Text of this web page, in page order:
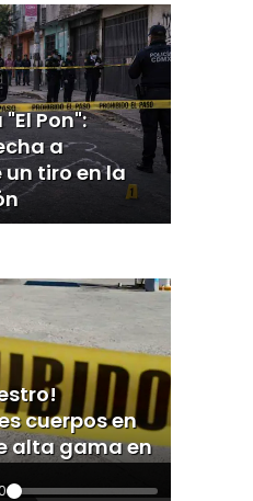
Pon":
a
tiro en la
cuerpos en
alta gama en